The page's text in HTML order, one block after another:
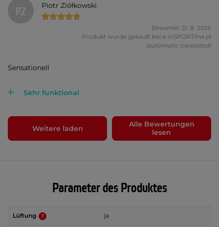
PZ Piotr Ziółkowski
Bewertet: 31. 8. 2025
Produkt wurde gekauft bei e-inSPORTline.pl
(automatic translated)
Sensationell
Sehr funktional
Weitere laden
Alle Bewertungen
lesen
Parameter des Produktes
Lüftung ja